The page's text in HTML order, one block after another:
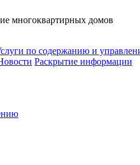
многоквартирных домов
по содержанию и
Раскрытие информации